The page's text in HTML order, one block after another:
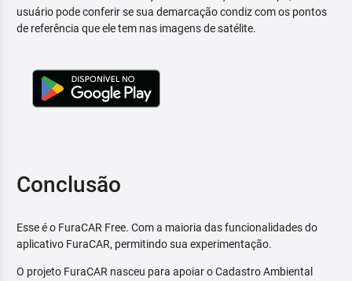
usuário pode conferir se sua demarcação condiz com os pontos
de referência que ele tem nas imagens de satélite.
Conclusão
Esse é o FuraCAR Free. Com a maioria das funcionalidades do
aplicativo FuraCAR, permitindo sua experimentação.
O projeto FuraCAR nasceu para apoiar o Cadastro Ambiental